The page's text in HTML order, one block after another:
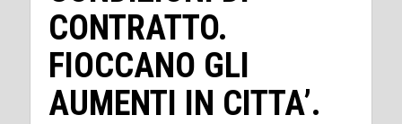
CONTRATTO.
FIOCCANO GLI
AUMENTI IN CITTA’.